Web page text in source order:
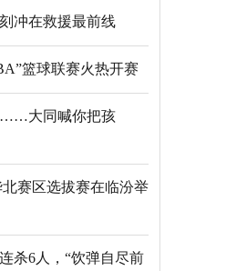
冲在救援最前线
篮球联赛火热开赛
……大同喊你把孩
赛区选拔赛在临汾举
杀6人，“饮弹自尽前